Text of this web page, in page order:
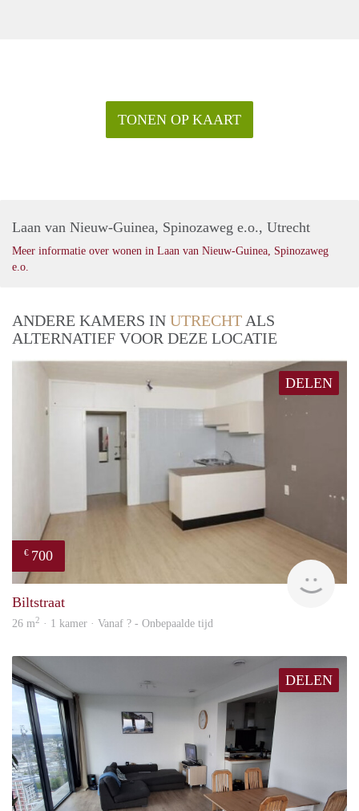
TONEN OP KAART
Laan van Nieuw-Guinea, Spinozaweg e.o., Utrecht
Meer informatie over wonen in Laan van Nieuw-Guinea, Spinozaweg
e.o.
ANDERE KAMERS IN UTRECHT ALS
ALTERNATIEF VOOR DEZE LOCATIE
DELEN
€ 700
Biltstraat
26 m2 · 1 kamer · Vanaf ? - Onbepaalde tijd
DELEN